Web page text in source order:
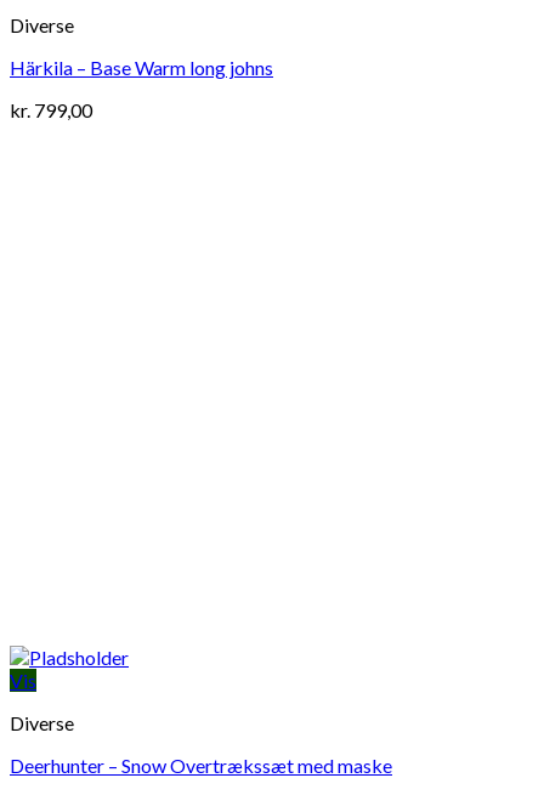
Diverse
Härkila – Base Warm long johns
kr. 799,00
Vis
Diverse
Deerhunter – Snow Overtrækssæt med maske